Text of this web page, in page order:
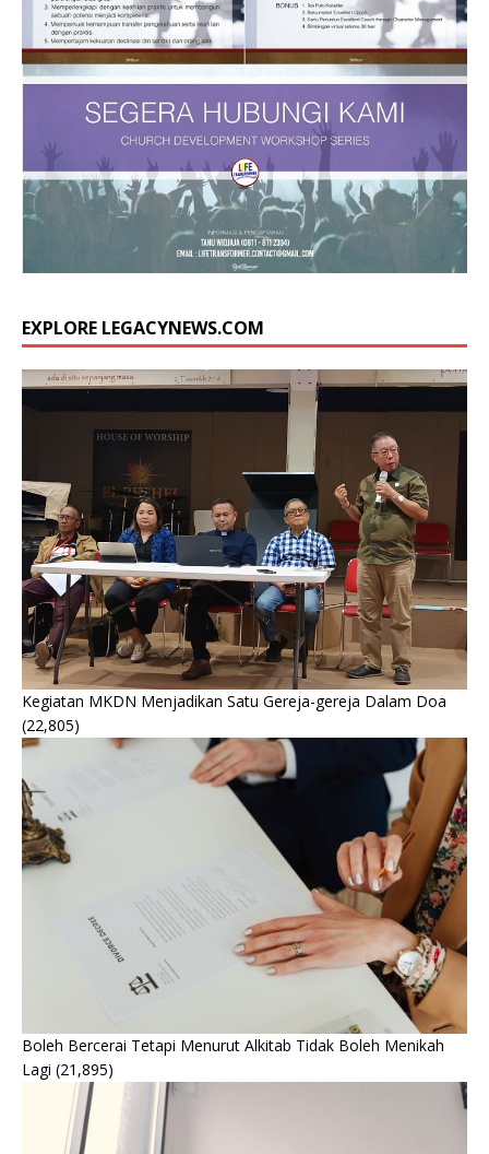
EXPLORE LEGACYNEWS.COM
Kegiatan MKDN Menjadikan Satu Gereja-gereja Dalam Doa
(22,805)
Boleh Bercerai Tetapi Menurut Alkitab Tidak Boleh Menikah
Lagi (21,895)